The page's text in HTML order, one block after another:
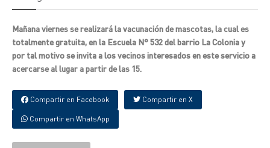
Mañana viernes se realizará la vacunación de mascotas, la cual es
totalmente gratuita, en la Escuela N° 532 del barrio La Colonia y
por tal motivo se invita a los vecinos interesados en este servicio a
acercarse al lugar a partir de las 15.
Compartir en Facebook Compartir en X
Compartir en WhatsApp